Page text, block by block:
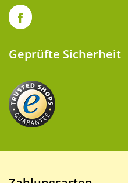
Geprüfte Sicherheit